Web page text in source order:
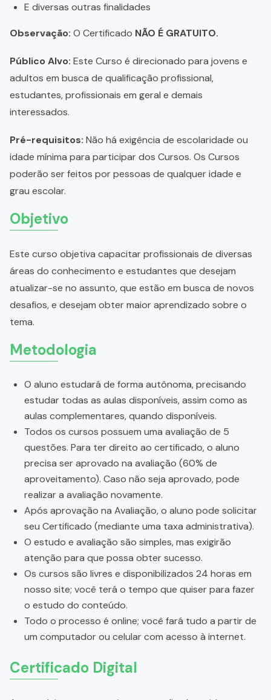
E diversas outras finalidades
Observação: O Certificado NÃO É GRATUITO.
Público Alvo: Este Curso é direcionado para jovens e
adultos em busca de qualificação profissional,
estudantes, profissionais em geral e demais
interessados.
Pré-requisitos: Não há exigência de escolaridade ou
idade mínima para participar dos Cursos. Os Cursos
poderão ser feitos por pessoas de qualquer idade e
grau escolar.
Objetivo
Este curso objetiva capacitar profissionais de diversas
áreas do conhecimento e estudantes que desejam
atualizar-se no assunto, que estão em busca de novos
desafios, e desejam obter maior aprendizado sobre o
tema.
Metodologia
O aluno estudará de forma autônoma, precisando
estudar todas as aulas disponíveis, assim como as
aulas complementares, quando disponíveis.
Todos os cursos possuem uma avaliação de 5
questões. Para ter direito ao certificado, o aluno
precisa ser aprovado na avaliação (60% de
aproveitamento). Caso não seja aprovado, pode
realizar a avaliação novamente.
Após aprovação na Avaliação, o aluno pode solicitar
seu Certificado (mediante uma taxa administrativa).
O estudo e avaliação são simples, mas exigirão
atenção para que possa obter sucesso.
Os cursos são livres e disponibilizados 24 horas em
nosso site; você terá o tempo que quiser para fazer
o estudo do conteúdo.
Todo o processo é online; você fará tudo a partir de
um computador ou celular com acesso à internet.
Certificado Digital